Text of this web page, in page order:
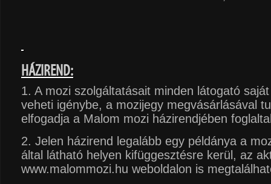
HÁZIREND:
1. A mozi szolgáltatásait minden látogató
veheti igénybe, a mozijegy megvásárlásával
elfogadja a Malom mozi házirendjében
2. Jelen házirend legalább egy példánya a
által látható helyen kifüggesztésre kerül, az
www.malommozi.hu weboldalon is